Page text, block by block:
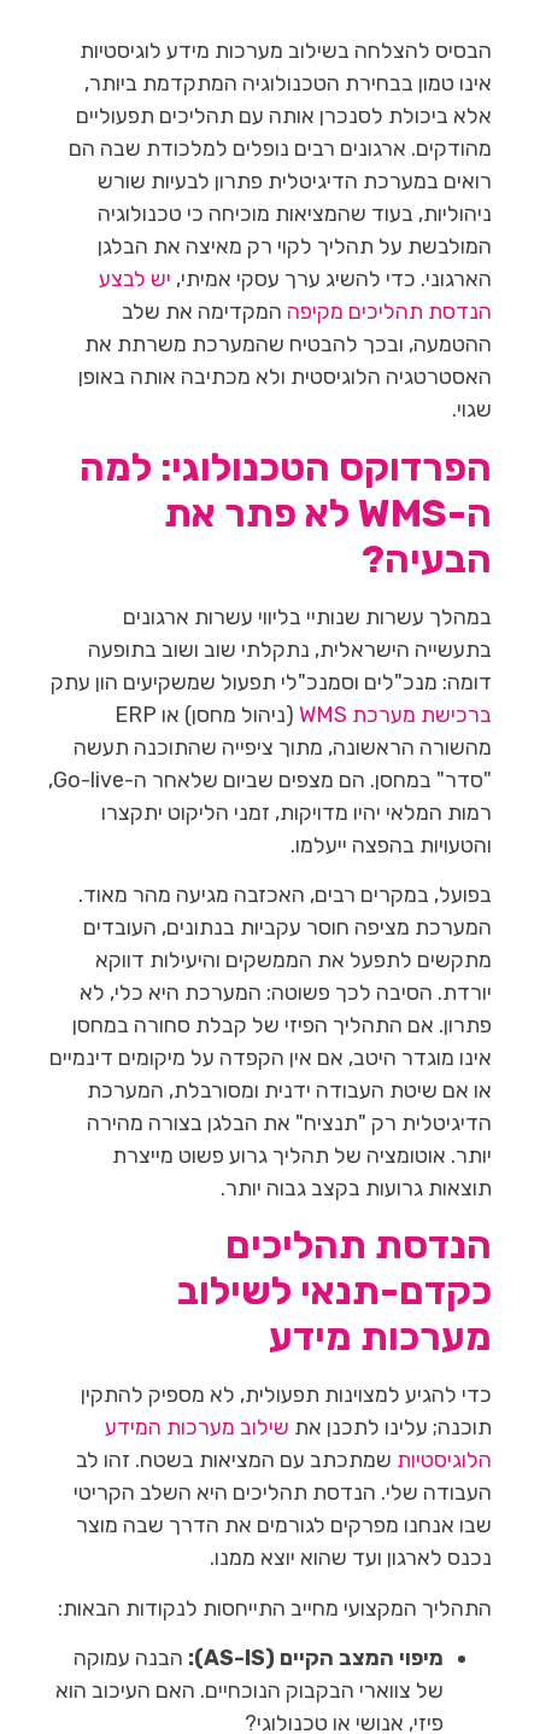
הבסיס להצלחה בשילוב מערכות מידע לוגיסטיות
אינו טמון בבחירת הטכנולוגיה המתקדמת ביותר,
אלא ביכולת לסנכרן אותה עם תהליכים תפעוליים
מהודקים. ארגונים רבים נופלים למלכודת שבה הם
רואים במערכת הדיגיטלית פתרון לבעיות שורש
ניהוליות, בעוד שהמציאות מוכיחה כי טכנולוגיה
המולבשת על תהליך לקוי רק מאיצה את הבלגן
הארגוני. כדי להשיג ערך עסקי אמיתי, יש לבצע
הנדסת תהליכים מקיפה המקדימה את שלב
ההטמעה, ובכך להבטיח שהמערכת משרתת את
האסטרטגיה הלוגיסטית ולא מכתיבה אותה באופן
שגוי.
הפרדוקס הטכנולוגי: למה
ה-WMS לא פתר את
הבעיה?
במהלך עשרות שנותיי בליווי עשרות ארגונים
בתעשייה הישראלית, נתקלתי שוב ושוב בתופעה
דומה: מנכ"לים וסמנכ"לי תפעול שמשקיעים הון עתק
ברכישת מערכת WMS
(ניהול מחסן) או ERP
מהשורה הראשונה, מתוך ציפייה שהתוכנה תעשה
"סדר" במחסן. הם מצפים שביום שלאחר ה-Go-live,
רמות המלאי יהיו מדויקות, זמני הליקוט יתקצרו
והטעויות בהפצה ייעלמו.
בפועל, במקרים רבים, האכזבה מגיעה מהר מאוד.
המערכת מציפה חוסר עקביות בנתונים, העובדים
מתקשים לתפעל את הממשקים והיעילות דווקא
יורדת. הסיבה לכך פשוטה: המערכת היא כלי, לא
פתרון. אם התהליך הפיזי של קבלת סחורה במחסן
אינו מוגדר היטב, אם אין הקפדה על מיקומים דינמיים
או אם שיטת העבודה ידנית ומסורבלת, המערכת
הדיגיטלית רק "תנציח" את הבלגן בצורה מהירה
יותר. אוטומציה של תהליך גרוע פשוט מייצרת
תוצאות גרועות בקצב גבוה יותר.
הנדסת תהליכים
כקדם-תנאי לשילוב
מערכות מידע
כדי להגיע למצוינות תפעולית, לא מספיק להתקין
תוכנה; עלינו לתכנן את שילוב מערכות המידע
הלוגיסטיות שמתכתב עם המציאות בשטח. זהו לב
העבודה שלי. הנדסת תהליכים היא השלב הקריטי
שבו אנחנו מפרקים לגורמים את הדרך שבה מוצר
נכנס לארגון ועד שהוא יוצא ממנו.
התהליך המקצועי מחייב התייחסות לנקודות הבאות:
מיפוי המצב הקיים (AS-IS):
הבנה עמוקה
של צווארי הבקבוק הנוכחיים. האם העיכוב הוא
פיזי, אנושי או טכנולוגי?